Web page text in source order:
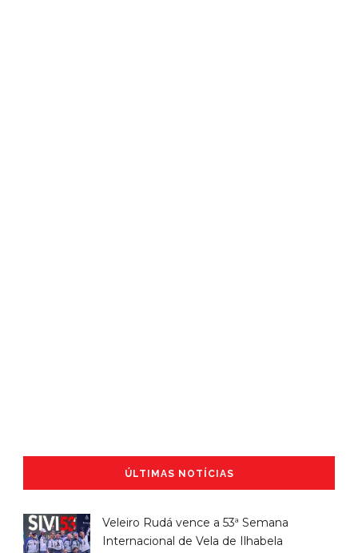
ÚLTIMAS NOTÍCIAS
Veleiro Rudá vence a 53ª Semana
Internacional de Vela de Ilhabela